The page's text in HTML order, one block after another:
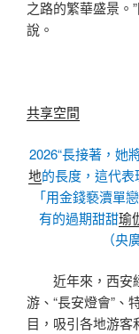
之路的繁華盛景。
說。
共享空間
2026“長接著，她
地的長度，這代表
「用金錢褻瀆單
有的過期甜甜瑜
（
近年來，西安
游、“長安燈會”、
目，吸引各地游